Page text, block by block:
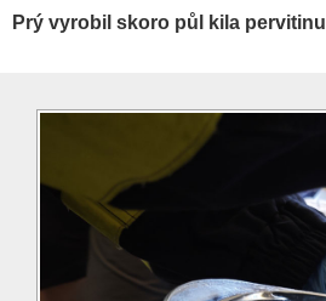
Prý vyrobil skoro půl kila pervitinu